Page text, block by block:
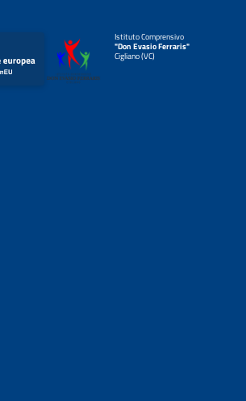
Istituto Comprensivo
"Don Evasio Ferraris"
Cigliano (VC)